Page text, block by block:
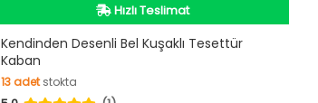
Videolu Ürün
İndirimli Ürün
Kendinden Desenli Bel Kuşaklı Tesettür
Kaban
13adetstokta